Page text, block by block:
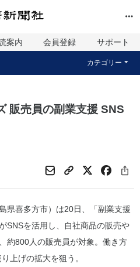
案内 会員登録 サポート
カテゴリー
販売員の副業支援 SNS
県喜多方市）は20日、「副業支援
SNSを活用し、自社商品の販売や
約800人の販売員が対象。働き方
上げの拡大を狙う。